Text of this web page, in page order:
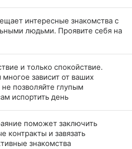
интересные знакомства с
людьми. Проявите себя на
и только спокойствие.
многое зависит от ваших
позволяйте глупым
испортить день
поможет заключить
контракты и завязать
знакомства